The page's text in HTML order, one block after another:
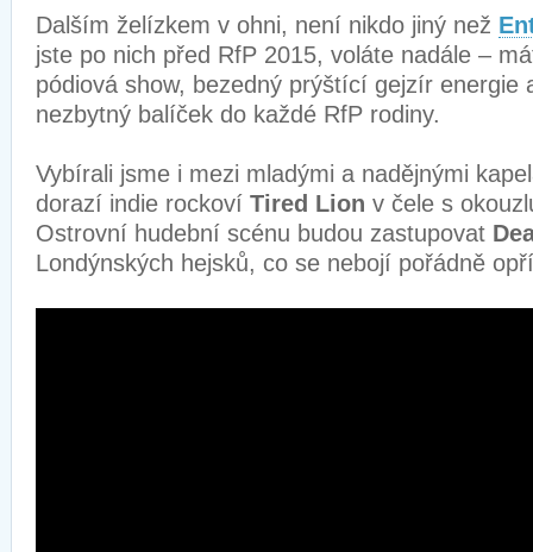
Dalším želízkem v ohni, není nikdo jiný než
jste po nich před RfP 2015, voláte nadále –
pódiová show, bezedný prýštící gejzír energie
nezbytný balíček do každé RfP rodiny.
Vybírali jsme i mezi mladými a nadějnými
dorazí indie rockoví Tired Lion v čele s
Ostrovní hudební scénu budou zastupovat
Londýnských hejsků, co se nebojí pořádně